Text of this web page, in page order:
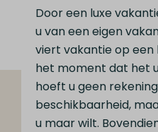
Door een luxe
u van een eigen
viert vakantie op een
het moment dat het
hoeft u geen
beschikbaarheid,
u maar wilt.